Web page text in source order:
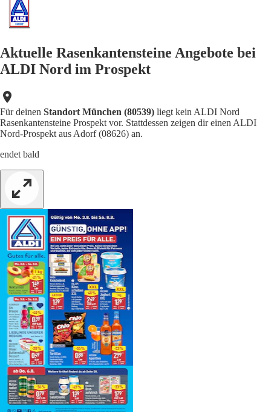
Aktuelle Rasenkantensteine Angebote bei
ALDI Nord im Prospekt
Für deinen Standort München (80539) liegt kein ALDI Nord
Rasenkantensteine Prospekt vor. Stattdessen zeigen dir einen ALDI
Nord-Prospekt aus Adorf (08626) an.
endet bald